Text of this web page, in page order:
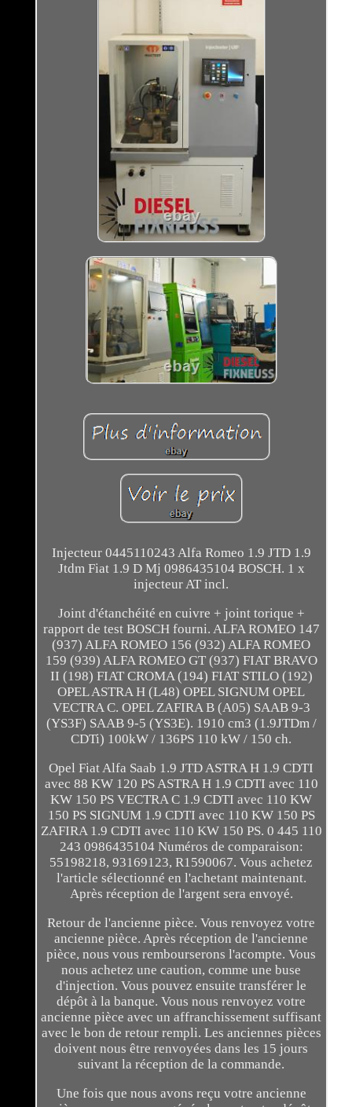
Injecteur 0445110243 Alfa Romeo 1.9 JTD 1.9
Jtdm Fiat 1.9 D Mj 0986435104 BOSCH. 1 x
injecteur AT incl.
Joint d'étanchéité en cuivre + joint torique +
rapport de test BOSCH fourni. ALFA ROMEO 147
(937) ALFA ROMEO 156 (932) ALFA ROMEO
159 (939) ALFA ROMEO GT (937) FIAT BRAVO
II (198) FIAT CROMA (194) FIAT STILO (192)
OPEL ASTRA H (L48) OPEL SIGNUM OPEL
VECTRA C. OPEL ZAFIRA B (A05) SAAB 9-3
(YS3F) SAAB 9-5 (YS3E). 1910 cm3 (1.9JTDm /
CDTi) 100kW / 136PS 110 kW / 150 ch.
Opel Fiat Alfa Saab 1.9 JTD ASTRA H 1.9 CDTI
avec 88 KW 120 PS ASTRA H 1.9 CDTI avec 110
KW 150 PS VECTRA C 1.9 CDTI avec 110 KW
150 PS SIGNUM 1.9 CDTI avec 110 KW 150 PS
ZAFIRA 1.9 CDTI avec 110 KW 150 PS. 0 445 110
243 0986435104 Numéros de comparaison:
55198218, 93169123, R1590067. Vous achetez
l'article sélectionné en l'achetant maintenant.
Après réception de l'argent sera envoyé.
Retour de l'ancienne pièce. Vous renvoyez votre
ancienne pièce. Après réception de l'ancienne
pièce, nous vous rembourserons l'acompte. Vous
nous achetez une caution, comme une buse
d'injection. Vous pouvez ensuite transférer le
dépôt à la banque. Vous nous renvoyez votre
ancienne pièce avec un affranchissement suffisant
avec le bon de retour rempli. Les anciennes pièces
doivent nous être renvoyées dans les 15 jours
suivant la réception de la commande.
Une fois que nous avons reçu votre ancienne